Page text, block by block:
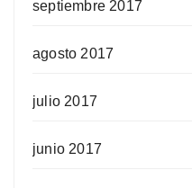
septiembre 2017
agosto 2017
julio 2017
junio 2017